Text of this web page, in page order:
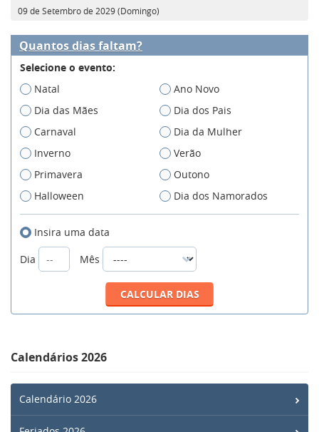
09 de Setembro de 2029 (Domingo)
Quantos dias faltam?
Selecione o evento:
Natal
Ano Novo
Dia das Mães
Dia dos Pais
Carnaval
Dia da Mulher
Inverno
Verão
Primavera
Outono
Halloween
Dia dos Namorados
Insira uma data
Dia
Mês
Calendários 2026
Calendário 2026